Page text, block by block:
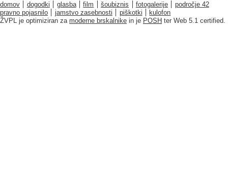
domov dogodki glasba film šoubiznis fotogalerije
področje 42
pravno pojasnilo
jamstvo zasebnosti piškotki
kulofon
ŽVPL je optimiziran za moderne brskalnike in je POSH ter Web 5.1 certified.